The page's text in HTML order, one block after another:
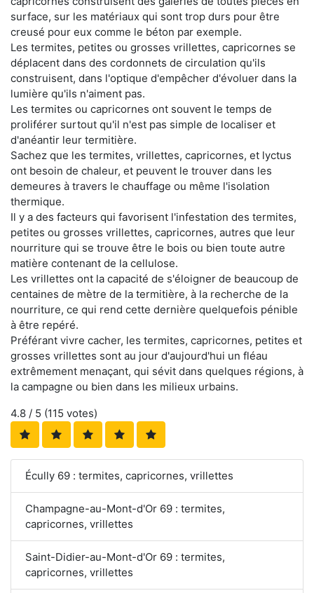
surface, sur les matériaux qui sont trop durs pour être
creusé pour eux comme le béton par exemple.
Les termites, petites ou grosses vrillettes, capricornes se
déplacent dans des cordonnets de circulation qu'ils
construisent, dans l'optique d'empêcher d'évoluer dans la
lumière qu'ils n'aiment pas.
Les termites ou capricornes ont souvent le temps de
proliférer surtout qu'il n'est pas simple de localiser et
d'anéantir leur termitière.
Sachez que les termites, vrillettes, capricornes, et lyctus
ont besoin de chaleur, et peuvent le trouver dans les
demeures à travers le chauffage ou même l'isolation
thermique.
Il y a des facteurs qui favorisent l'infestation des termites,
petites ou grosses vrillettes, capricornes, autres que leur
nourriture qui se trouve être le bois ou bien toute autre
matière contenant de la cellulose.
Les vrillettes ont la capacité de s'éloigner de beaucoup de
centaines de mètre de la termitière, à la recherche de la
nourriture, ce qui rend cette dernière quelquefois pénible
à être repéré.
Préférant vivre cacher, les termites, capricornes, petites et
grosses vrillettes sont au jour d'aujourd'hui un fléau
extrêmement menaçant, qui sévit dans quelques régions, à
la campagne ou bien dans les milieux urbains.
4.8 / 5 (115 votes)
Écully 69 : termites, capricornes, vrillettes
Champagne-au-Mont-d'Or 69 : termites,
capricornes, vrillettes
Saint-Didier-au-Mont-d'Or 69 : termites,
capricornes, vrillettes